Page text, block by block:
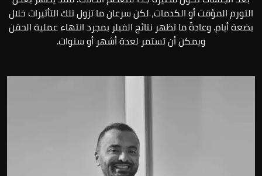
التورم المؤقت أو الكدمات، لكن سرعان ما تزول تلك التأثيرات خلال
بضعة أيام. وعادةً ما تظهر نتائج الفيلر بمجرد انتهاء عملية الحقن
ويمكن أن تستمر لعدة أشهر أو سنوات.